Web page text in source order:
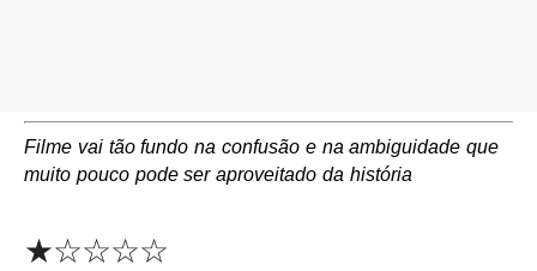
Filme vai tão fundo na confusão e na ambiguidade que
muito pouco pode ser aproveitado da história
★☆☆☆☆